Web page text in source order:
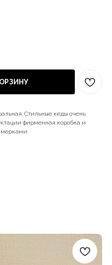
Стильные кеды очень
фирменная коробка и